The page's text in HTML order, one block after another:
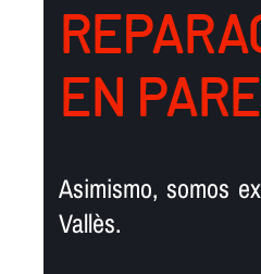
EN
Asimismo, somos
Vallès.